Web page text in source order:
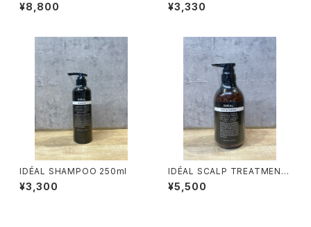
¥8,800 ¥3,330
IDÉAL SHAMPOO 250ml
¥3,300
IDÉAL SCALP TREATMENT
500ml
¥5,500